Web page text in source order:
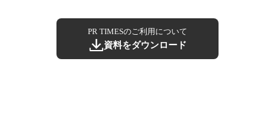
PR TIMESのご利用について
資料をダウンロード